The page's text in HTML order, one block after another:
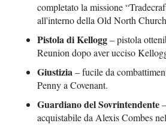
completato la missione
all'interno della Old North
Pistola di Kellogg– pistola
Reunion dopo aver ucciso
Giustizia– fucile da
Penny a Covenant.
Guardiano del Sovrintendente
acquistabile da Alexis Combes